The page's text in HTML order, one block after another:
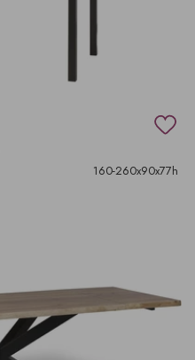
160-260x90x77h